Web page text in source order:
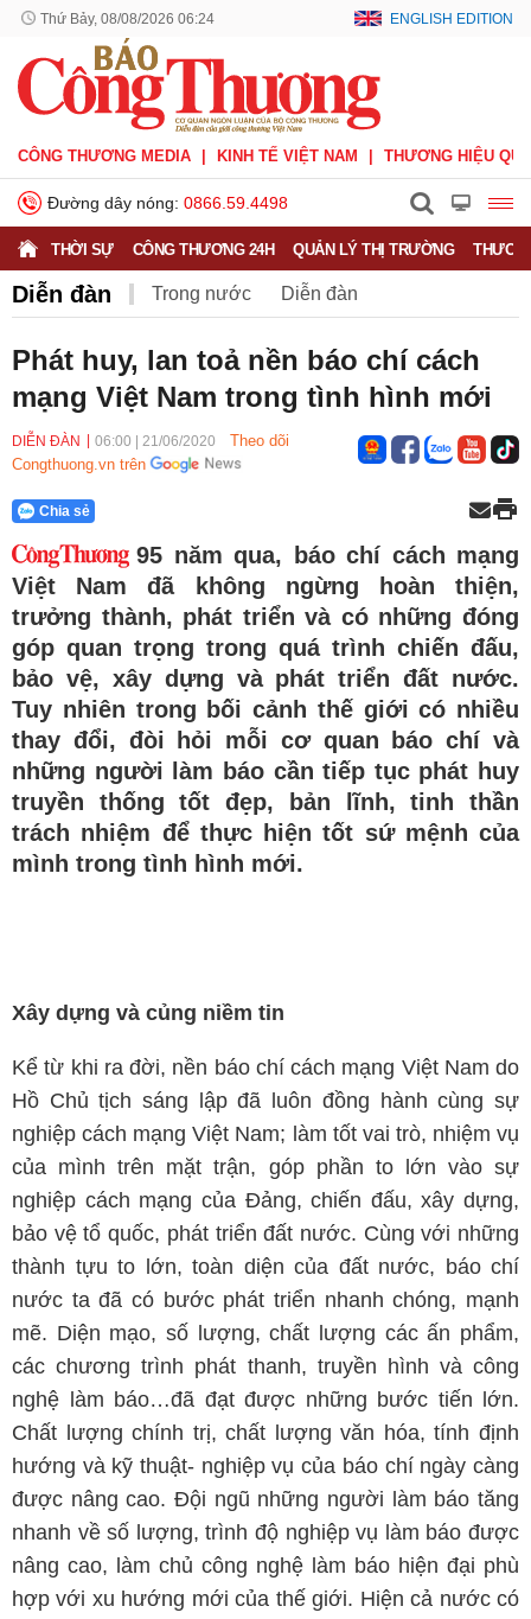
Thứ Bảy, 08/08/2026 06:24 ENGLISH EDITION
CÔNG THƯƠNG MEDIA KINH TẾ VIỆT NAM THƯƠNG HIỆU
Đường dây nóng: 0866.59.4498
THỜI SỰ CÔNG THƯƠNG 24H QUẢN LÝ THỊ TRƯỜNG
Diễn đàn Trong nước Diễn đàn
Bầu cử Quốc hội Khoá XVI
Phát huy, lan toả nền báo chí cách
mạng Việt Nam trong tình hình mới
DIỄN ĐÀN 06:00 21/06/2020
Theo dõi
Congthuong.vn trên
Chia sẻ
95 năm qua, báo chí cách mạng
Việt Nam đã không ngừng hoàn thiện,
trưởng thành, phát triển và có những đóng
góp quan trọng trong quá trình chiến đấu,
bảo vệ, xây dựng và phát triển đất nước.
Tuy nhiên trong bối cảnh thế giới có nhiều
thay đổi, đòi hỏi mỗi cơ quan báo chí và
những người làm báo cần tiếp tục phát huy
truyền thống tốt đẹp, bản lĩnh, tinh thần
trách nhiệm để thực hiện tốt sứ mệnh của
mình trong tình hình mới.
Xây dựng và củng niềm tin
Kể từ khi ra đời, nền báo chí cách mạng Việt Nam do
Hồ Chủ tịch sáng lập đã luôn đồng hành cùng sự
nghiệp cách mạng Việt Nam; làm tốt vai trò, nhiệm vụ
của mình trên mặt trận, góp phần to lớn vào sự
nghiệp cách mạng của Đảng, chiến đấu, xây dựng,
bảo vệ tổ quốc, phát triển đất nước. Cùng với những
thành tựu to lớn, toàn diện của đất nước, báo chí
nước ta đã có bước phát triển nhanh chóng, mạnh
mẽ. Diện mạo, số lượng, chất lượng các ấn phẩm,
các chương trình phát thanh, truyền hình và công
nghệ làm báo…đã đạt được những bước tiến lớn.
Chất lượng chính trị, chất lượng văn hóa, tính định
hướng và kỹ thuật- nghiệp vụ của báo chí ngày càng
được nâng cao. Đội ngũ những người làm báo tăng
nhanh về số lượng, trình độ nghiệp vụ làm báo được
nâng cao, làm chủ công nghệ làm báo hiện đại phù
hợp với xu hướng mới của thế giới. Hiện cả nước có